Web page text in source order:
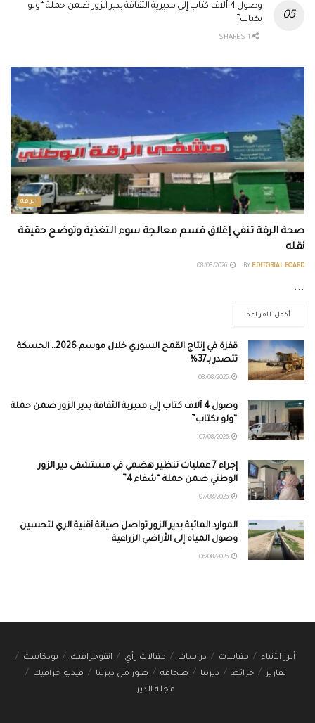
وصول 4 آلاف كتاب إلى مديرية الثقافة بدير الزور ضمن حملة “ولو
بكتاب”
الرقة
صحة الرقة تنفي إغلاق قسم معالجة سوء التغذية وتوضح حقيقة
نقله
BY EDITORIAL BOARD
...
أكمل القراءة
قفزة في إنتاج القمح السوري خلال موسم 2026.. الحسكة
تتصدر بـ37%
وصول 4 آلاف كتاب إلى مديرية الثقافة بدير الزور ضمن حملة
“ولو بكتاب”
إجراء 7 عمليات تنظير هضمي في مستشفى دير الزور
الوطني ضمن حملة “شفاء 4”
الموارد المائية بدير الزور تواصل صيانة أقنية الري لتحسين
وصول المياه إلى الأراضي الزراعية
أبرز الأنباء مقابلات دراسات مقالات رأي انفوجرافيك
بودكاست
تقارير
خرائط ديرتنا صحافة صور من ديرتنا
فيديو جرافيك
مجلة الدير